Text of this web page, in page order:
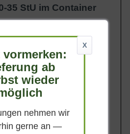
35 StU im Container
ca. 400 kg
Anzahl Verschulungen
5xv (5-fach verpflanzt)
Lieferbar
X
vormerken:
ab
wieder
nehmen wir
gerne an —